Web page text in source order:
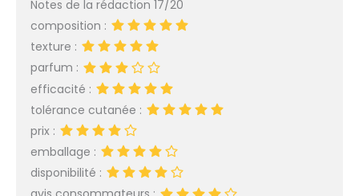
étiquetable, parabène,
phénoxyéthanol,
par ECOCERT Green life
Fabriqué en France
Notes de la rédaction 17/20
composition :
texture :
parfum :
efficacité :
tolérance cutanée :
prix :
emballage :
disponibilité :